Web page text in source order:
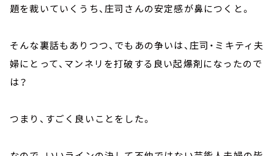
題を裁いていくうち、庄司さんの安定感が鼻につくと。
そんな裏話もありつつ、でもあの争いは、庄司・ミキティ夫
婦にとって、マンネリを打破する良い起爆剤になったので
は？
つまり、すごく良いことをした。